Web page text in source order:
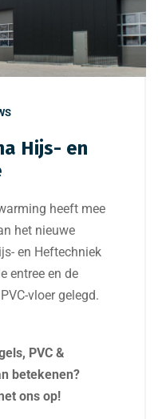
Hijs- en
heeft mee
het nieuwe
en Heftechniek
entree en de
vloer gelegd.
PVC &
betekenen?
ons op!